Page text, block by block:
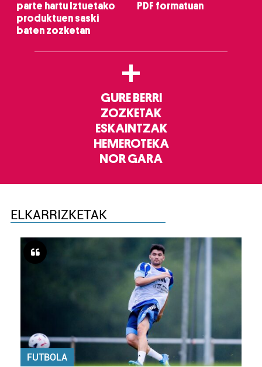
parte hartu Iztuetako
produktuen saski
baten zozketan
PDF formatuan
+
GURE BERRI
ZOZKETAK
ESKAINTZAK
HEMEROTEKA
NOR GARA
ELKARRIZKETAK
FUTBOLA